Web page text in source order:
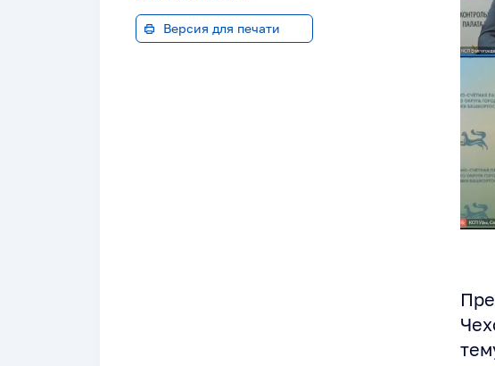
Версия для печати